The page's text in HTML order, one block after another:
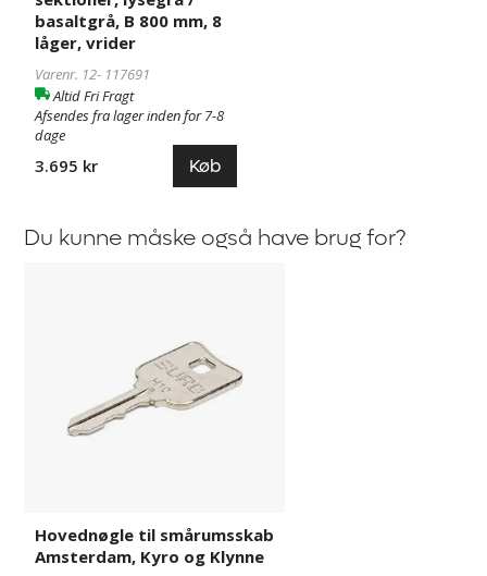
basaltgrå, B 800 mm, 8
låger, vrider
Varenr. 12- 117691
Altid Fri Fragt
Afsendes fra lager inden for 7-8
dage
3.695 kr Køb
Du kunne måske også have brug for?
Klynne
Hovednøgle til smårumsskab
Amsterdam, Kyro og Klynne